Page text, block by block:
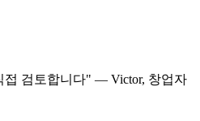
접 검토합니다" — Victor, 창업자